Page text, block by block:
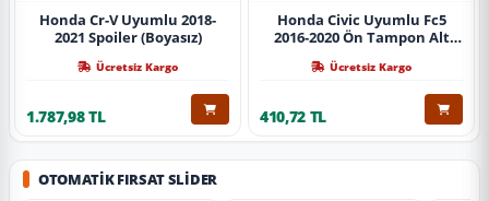
Honda Cr-V Uyumlu 2018-
2021 Spoiler (Boyasız)
Ücretsiz Kargo
1.787,98 TL
Honda Civic Uyumlu Fc5
2016-2020 Ön Tampon Alt
Ücretsiz Kargo
410,72 TL
OTOMATIK FIRSAT SLIDER